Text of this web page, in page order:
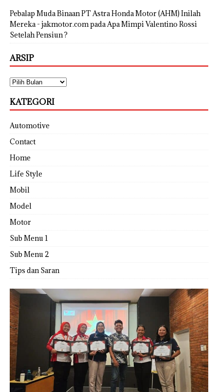
Pebalap Muda Binaan PT Astra Honda Motor (AHM) Inilah
Mereka - jakmotor.compadaApa Mimpi Valentino Rossi
Setelah Pensiun ?
ARSIP
KATEGORI
Automotive
Contact
Home
Life Style
Mobil
Model
Motor
Sub Menu 1
Sub Menu 2
Tips dan Saran